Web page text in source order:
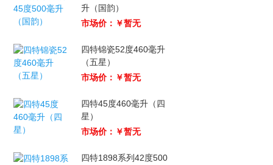
升（国韵）
市场价：￥暂无
四特锦瓷52度460毫升
（五星）
市场价：￥暂无
四特45度460毫升（四
星）
市场价：￥暂无
四特1898系列42度500